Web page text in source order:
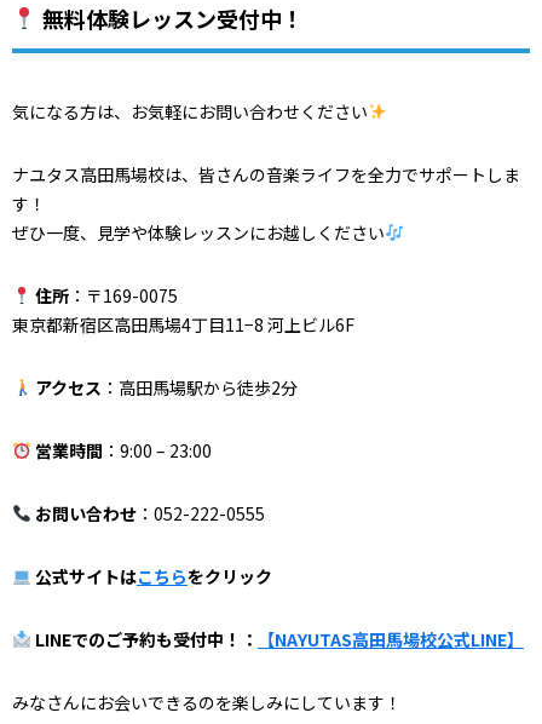
無料体験レッスン受付中！
気になる方は、お気軽にお問い合わせください
ナユタス高田馬場校は、皆さんの音楽ライフを全力でサポートしま
す！
ぜひ一度、見学や体験レッスンにお越しください
住所：〒169-0075
東京都新宿区高田馬場4丁目11−8 河上ビル6F
アクセス ：高田馬場駅から徒歩2分
営業時間 ：9:00 – 23:00
お問い合わせ：052-222-0555
公式サイトはこちらをクリック
LINEでのご予約も受付中！： 【NAYUTAS高田馬場校公式LINE】
みなさんにお会いできるのを楽しみにしています！